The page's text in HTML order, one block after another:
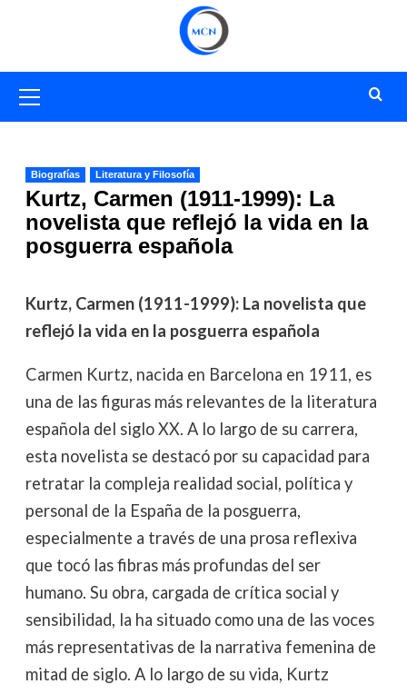
primario
Biografías Literatura y Filosofía
Kurtz, Carmen (1911-1999): La
novelista que reflejó la vida en la
posguerra española
Kurtz, Carmen (1911-1999): La novelista que
reflejó la vida en la posguerra española
Carmen Kurtz, nacida en Barcelona en 1911, es
una de las figuras más relevantes de la literatura
española del siglo XX. A lo largo de su carrera,
esta novelista se destacó por su capacidad para
retratar la compleja realidad social, política y
personal de la España de la posguerra,
especialmente a través de una prosa reflexiva
que tocó las fibras más profundas del ser
humano. Su obra, cargada de crítica social y
sensibilidad, la ha situado como una de las voces
más representativas de la narrativa femenina de
mitad de siglo. A lo largo de su vida, Kurtz